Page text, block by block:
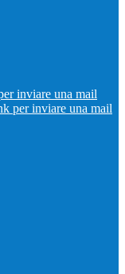
inviare una mail
per inviare una mail